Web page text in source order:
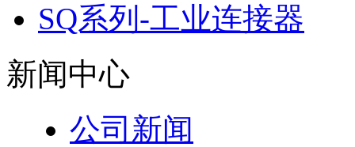
SQ系列-工业连接器
新闻中心
公司新闻